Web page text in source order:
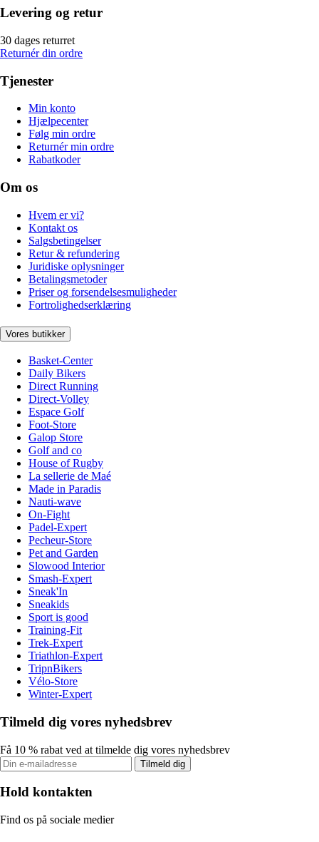
Levering og retur
30 dages returret
Returnér din ordre
Tjenester
Min konto
Hjælpecenter
Følg min ordre
Returnér min ordre
Rabatkoder
Om os
Hvem er vi?
Kontakt os
Salgsbetingelser
Retur & refundering
Juridiske oplysninger
Betalingsmetoder
Priser og forsendelsesmuligheder
Fortrolighedserklæring
Vores butikker
Basket-Center
Daily Bikers
Direct Running
Direct-Volley
Espace Golf
Foot-Store
Galop Store
Golf and co
House of Rugby
La sellerie de Maé
Made in Paradis
Nauti-wave
On-Fight
Padel-Expert
Pecheur-Store
Pet and Garden
Slowood Interior
Smash-Expert
Sneak'In
Sneakids
Sport is good
Training-Fit
Trek-Expert
Triathlon-Expert
TripnBikers
Vélo-Store
Winter-Expert
Tilmeld dig vores nyhedsbrev
Få 10 % rabat ved at tilmelde dig vores nyhedsbrev
Tilmeld dig
Hold kontakten
Find os på sociale medier